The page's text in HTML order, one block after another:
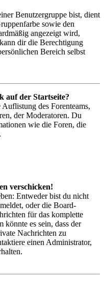
Benutzergruppe bist, dient
sowie den
angezeigt wird,
dir die Berechtigung
Bereich selbst
auf der Startseite?
des Forenteams,
der Moderatoren. Du
wie die Foren, die
verschicken!
Entweder bist du nicht
oder die Board-
für das komplette
könnte es sein, dass der
Nachrichten zu
einen Administrator,